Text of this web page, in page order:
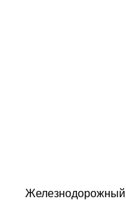
Железнодорожный